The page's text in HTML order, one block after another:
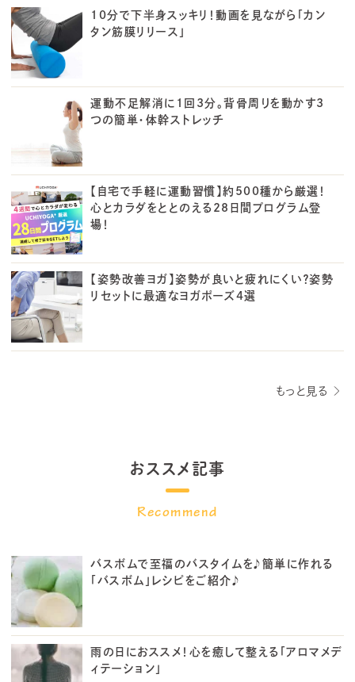
10分で下半身スッキリ！動画を見ながら「カン
タン筋膜リリース」
運動不足解消に1回3分。背骨周りを動かす3
つの簡単・体幹ストレッチ
【自宅で手軽に運動習慣】約500種から厳選！
心とカラダをととのえる28日間プログラム登
場！
【姿勢改善ヨガ】姿勢が良いと疲れにくい？姿勢
リセットに最適なヨガポーズ4選
もっと見る
おススメ記事
バスボムで至福のバスタイムを♪簡単に作れる
「バスボム」レシピをご紹介♪
雨の日におススメ！心を癒して整える「アロマメデ
ィテーション」